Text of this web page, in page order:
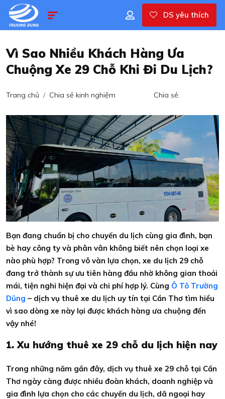
DS yêu thích
Vì Sao Nhiều Khách Hàng Ưa
Chuộng Xe 29 Chỗ Khi Đi Du Lịch?
Trang chủ Chia sẻ kinh nghiệm Chia sẻ:
Bạn đang chuẩn bị cho chuyến du lịch cùng gia đình, bạn
bè hay công ty và phân vân không biết nên chọn loại xe
nào phù hợp? Trong vô vàn lựa chọn, xe du lịch 29 chỗ
đang trở thành sự ưu tiên hàng đầu nhờ không gian thoải
mái, tiện nghi hiện đại và chi phí hợp lý. Cùng Ô Tô Trường
Dũng – dịch vụ thuê xe du lịch uy tín tại Cần Thơ tìm hiểu
vì sao dòng xe này lại được khách hàng ưa chuộng đến
vậy nhé!
1. Xu hướng thuê xe 29 chỗ du lịch hiện nay
Trong những năm gần đây, dịch vụ thuê xe 29 chỗ tại Cần
Thơ ngày càng được nhiều đoàn khách, doanh nghiệp và
gia đình lựa chọn cho các chuyến du lịch, dã ngoại hay